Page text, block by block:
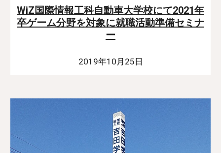
WiZ国際情報工科自動車大学校にて2021年
卒ゲーム分野を対象に就職活動準備セミナ
ー
2019年10月25日